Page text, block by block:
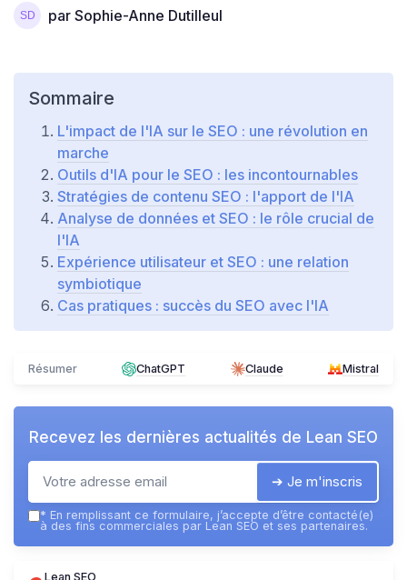
par Sophie-Anne Dutilleul
Sommaire
L'impact de l'IA sur le SEO : une révolution en
marche
Outils d'IA pour le SEO : les incontournables
Stratégies de contenu SEO : l'apport de l'IA
Analyse de données et SEO : le rôle crucial de
l'IA
Expérience utilisateur et SEO : une relation
symbiotique
Cas pratiques : succès du SEO avec l'IA
Résumer ChatGPT Claude Mistral
Recevez les dernières actualités de Lean SEO
➔ Je m'inscris
* En remplissant ce formulaire, j’accepte d’être contacté(e)
à des fins commerciales par Lean SEO et ses partenaires.
Lean SEO